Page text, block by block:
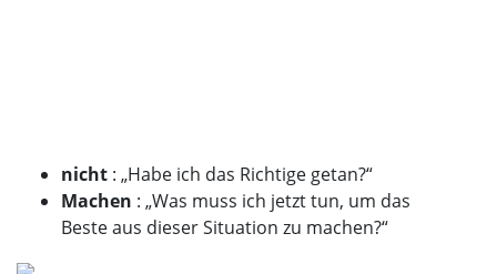
nicht : „Habe ich das Richtige getan?“
Machen : „Was muss ich jetzt tun, um das
Beste aus dieser Situation zu machen?“